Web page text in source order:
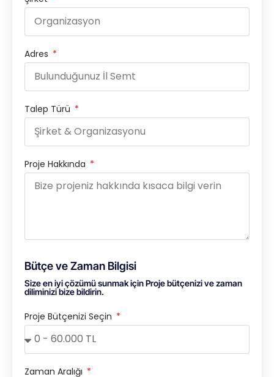
Adres
Talep Türü
Proje Hakkında
Bütçe ve Zaman Bilgisi
Size en iyi çözümü sunmak için Proje bütçenizi ve zaman
diliminizi bize bildirin.
Proje Bütçenizi Seçin
Zaman Aralığı